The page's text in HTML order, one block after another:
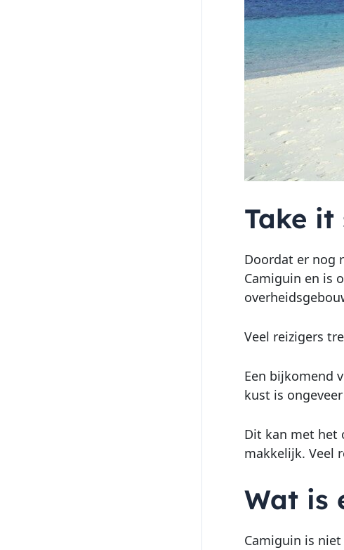
Take it
Doordat er nog
Camiguin en is
Veel reizigers
Een bijkomend
kust is
Dit kan met het
makkelijk. Veel
Wat is
Camiguin is